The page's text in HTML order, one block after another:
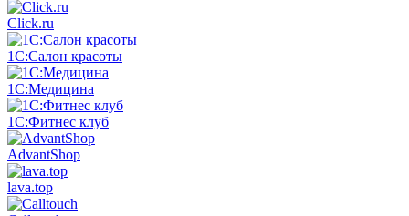
Click.ru
1С:Салон красоты
1С:Медицина
1С:Фитнес клуб
AdvantShop
lava.top